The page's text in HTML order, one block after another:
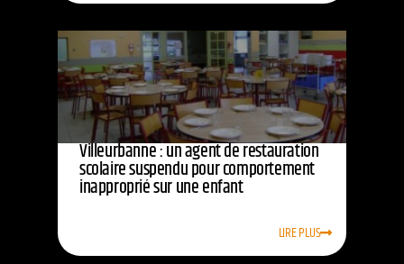
Villeurbanne : un agent de restauration
scolaire suspendu pour comportement
inapproprié sur une enfant
LIRE PLUS